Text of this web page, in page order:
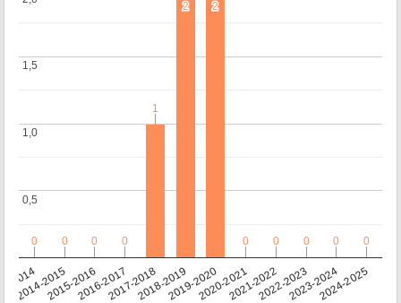
2014
2014-20152015-20162016-20172017-20182018-20192019-20202020-20212021-20222022-20232023-20242024-2025
0,5
0,5
1,0
1,0
1,5
1,5
0
0 0
0 0
0 0
0
1
1
2
2 2
2
0
0 0
0 0
0 0
0 0
0